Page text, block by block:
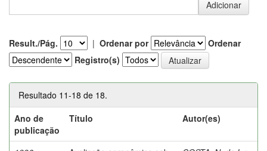
Result./Pág. | Ordenar por
Ordenar
Registro(s)
Resultado 11-18 de 18.
Ano de
publicação
Título Autor(es)